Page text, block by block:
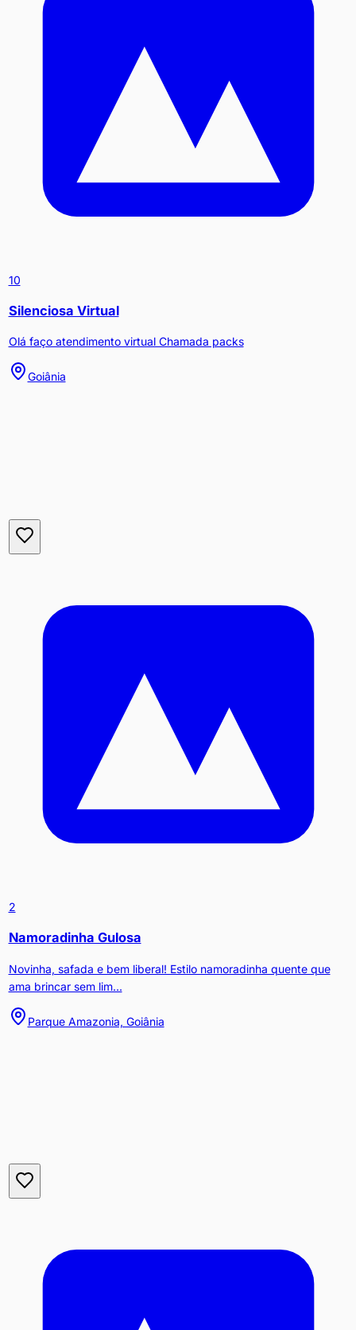
10
Silenciosa Virtual
Olá faço atendimento virtual Chamada packs
Goiânia
2
Namoradinha Gulosa
Novinha, safada e bem liberal! Estilo namoradinha quente que
ama brincar sem lim...
Parque Amazonia, Goiânia